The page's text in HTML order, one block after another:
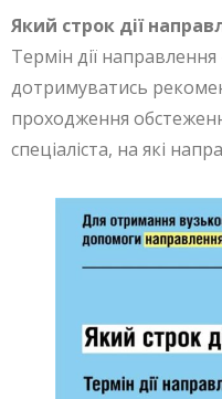
Який строк дії
Термін дії
дотримуватись
проходження
спеціаліста, на які